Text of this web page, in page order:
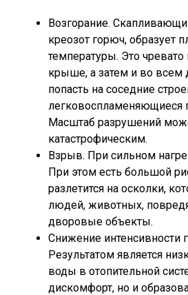
Возгорание.
креозот горюч, образует
температуры. Это
крыше, а затем и во всем
попасть на соседние
легковоспламеняющиеся
Масштаб разрушений
катастрофическим.
Взрыв. При сильном
При этом есть большой
разлетится на осколки,
людей, животных,
дворовые объекты.
Снижение интенсивности
Результатом является
воды в отопительной
дискомфорт, но и